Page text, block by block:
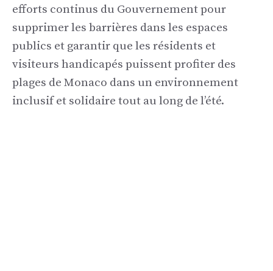
efforts continus du Gouvernement pour
supprimer les barrières dans les espaces
publics et garantir que les résidents et
visiteurs handicapés puissent profiter des
plages de Monaco dans un environnement
inclusif et solidaire tout au long de l’été.